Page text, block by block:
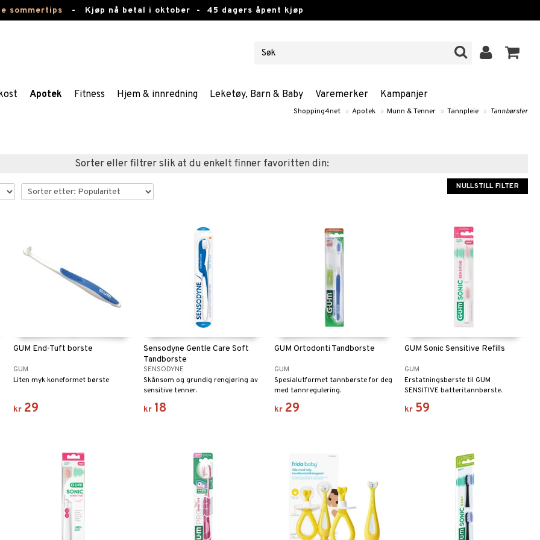
sommertips - Kjøp nå betal i oktober - 45 dagers åpent kjøp
Apotek Fitness Hjem & innredning Leketøy, Barn & Baby Varemerker Kampanjer
Shopping4net » Apotek » Munn & Tenner » Tannpleie » Tannbørster
Sorter eller filtrer slik at du enkelt finner favoritten din:
NULLSTILL FILTER
GUM End-Tuft borste
GUM
Liten myk koneformet børste
kr 29
Sensodyne Gentle Care Soft
Tandborste
SENSODYNE
Skånsom og grundig rengjøring av
sensitive tenner.
kr 18
GUM Ortodonti Tandborste
GUM
Spesialutformet tannbørste for deg
med tannregulering.
kr 29
GUM Sonic Sensitive Refills
GUM
Erstatningsbørste til GUM
SENSITIVE batteritannbørste.
kr 59